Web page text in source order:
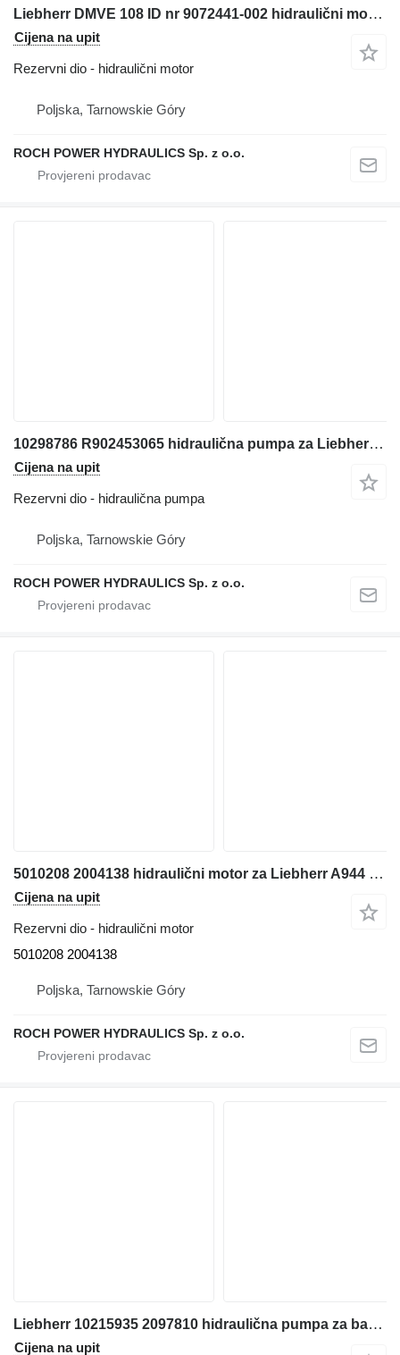
Liebherr DMVE 108 ID nr 9072441-002 hidraulični motor za bagera
Cijena na upit
Rezervni dio - hidraulični motor
Poljska, Tarnowskie Góry
ROCH POWER HYDRAULICS Sp. z o.o.
10298786 R902453065 hidraulična pumpa za Liebherr A944C, A934C, A315 bagera
Cijena na upit
Rezervni dio - hidraulična pumpa
Poljska, Tarnowskie Góry
ROCH POWER HYDRAULICS Sp. z o.o.
5010208 2004138 hidraulični motor za Liebherr A944 bagera
Cijena na upit
Rezervni dio - hidraulični motor
5010208 2004138
Poljska, Tarnowskie Góry
ROCH POWER HYDRAULICS Sp. z o.o.
Liebherr 10215935 2097810 hidraulična pumpa za bagera
Cijena na upit